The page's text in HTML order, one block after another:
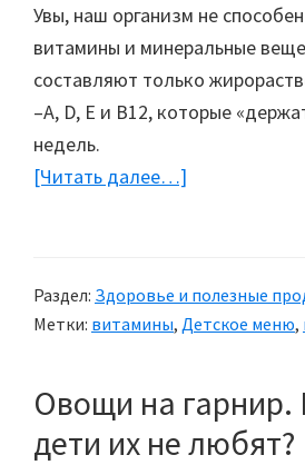
Увы, наш организм не
витамины и минеральные
составляют только
–А, D, E и В12, которые
недель.
[Читать далее…]
Раздел: Здоровье и полезные
Метки: витамины, Детское меню,
Овощи на гарнир.
дети их не любят?